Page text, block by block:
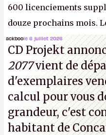
600 licenciements
douze prochains mois.
(Dishonored, Deathloop)
prochaines victimes,
vouloir se séparer du
ackboole 6 juillet 2026
CD Projekt
2077vient de
d'exemplaires
calcul pour vous
grandeur, c'est
habitant de